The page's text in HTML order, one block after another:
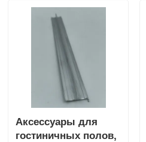
Аксессуары для
гостиничных полов,